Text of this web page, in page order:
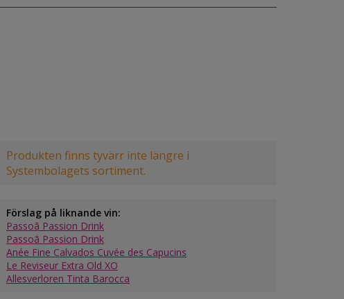
Produkten finns tyvärr inte längre i
Systembolagets sortiment.
Förslag på liknande vin:
Passoã Passion Drink
Passoã Passion Drink
Anée Fine Calvados Cuvée des Capucins
Le Reviseur Extra Old XO
Allesverloren Tinta Barocca